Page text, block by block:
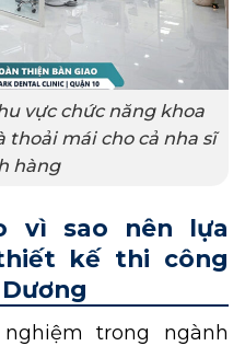
vực chức năng khoa
thoải mái cho cả nha sĩ
hàng
vì sao nên lựa
kế thi công
trong ngành